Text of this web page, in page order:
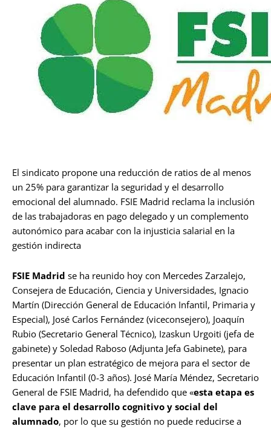
El sindicato propone una reducción de ratios de al menos
un 25% para garantizar la seguridad y el desarrollo
emocional del alumnado. FSIE Madrid reclama la inclusión
de las trabajadoras en pago delegado y un complemento
autonómico para acabar con la injusticia salarial en la
gestión indirecta
FSIE Madrid se ha reunido hoy con Mercedes Zarzalejo,
Consejera de Educación, Ciencia y Universidades, Ignacio
Martín (Dirección General de Educación Infantil, Primaria y
Especial), José Carlos Fernández (viceconsejero), Joaquín
Rubio (Secretario General Técnico), Izaskun Urgoiti (jefa de
gabinete) y Soledad Raboso (Adjunta Jefa Gabinete), para
presentar un plan estratégico de mejora para el sector de
Educación Infantil (0-3 años). José María Méndez, Secretario
General de FSIE Madrid, ha defendido que «esta etapa es
clave para el desarrollo cognitivo y social del
alumnado, por lo que su gestión no puede reducirse a